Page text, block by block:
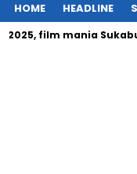
HOME HEADLINE
film mania Sukabumi